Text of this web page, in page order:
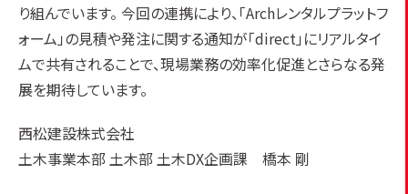
り組んでいます。 今回の連携により、「Archレンタルプラットフ
ォーム」の見積や発注に関する通知が「direct」にリアルタイ
ムで共有されることで、現場業務の効率化促進とさらなる発
展を期待しています。
西松建設株式会社
土木事業本部 土木部 土木DX企画課 橋本 剛